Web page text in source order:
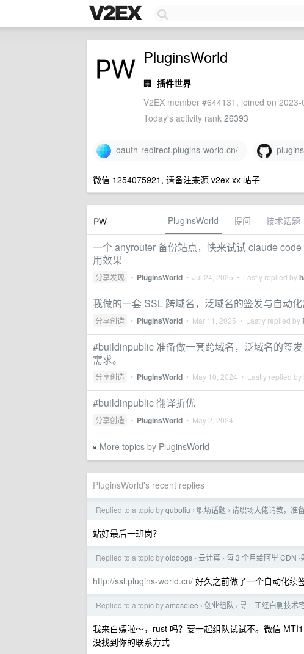
PluginsWorld
🏢 插件世界
V2EX member #644131, joined on
Today's activity rank 26393
oauth-redirect.plugins-world.cn/
微信 1254075921, 请备注来源 v2ex xx 帖子
PluginsWorld 提问 技术话题
一个 anyrouter 备份站点，快来试试 claude
用效果
分享发现 • PluginsWorld • Jul 24, 2025 • Lastly replied by
我做的一套 SSL 跨域名，泛域名的签发与自动
分享创造 • PluginsWorld • Mar 11, 2025 • Lastly replied by
#buildinpublic 准备做一套跨域名，泛域名的签
需求。
分享创造 • PluginsWorld • May 10, 2024 • Lastly replied by
#buildinpublic 翻译折优
分享创造 • PluginsWorld • May 2, 2024
» More topics by PluginsWorld
PluginsWorld's recent replies
Replied to a topic byquboliu › 职场话题 › 请职场大佬请教，准
站好最后一班岗？
Replied to a topic byolddogs › 云计算 › 每 3 个月给阿里 CDN
http://ssl.plugins-world.cn/ 好久之前做了一个自动化续
Replied to a topic byamoselee › 创业组队 › 寻一正经白剽技术
我来白嫖啦～，rust 吗？要一起组队试试不。微信
没找到你的联系方式